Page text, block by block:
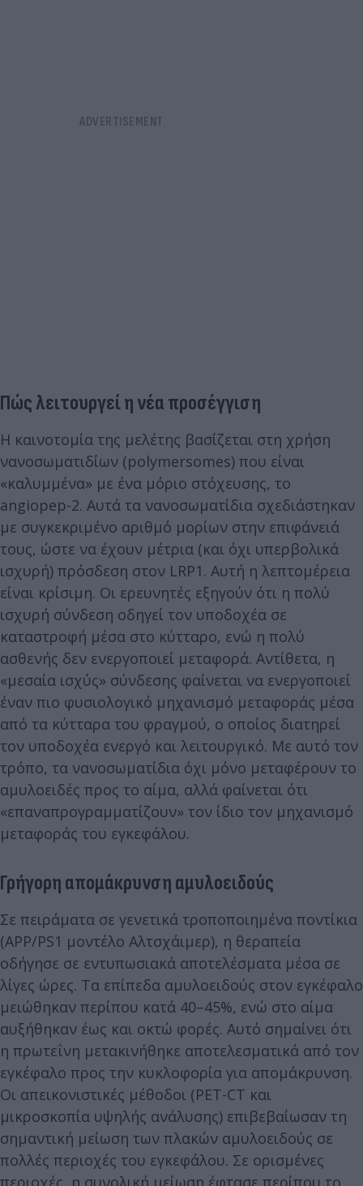
Πώς λειτουργεί η νέα προσέγγιση
Η καινοτομία της μελέτης βασίζεται στη χρήση
νανοσωματιδίων (polymersomes) που είναι
«καλυμμένα» με ένα μόριο στόχευσης, το
angiopep-2. Αυτά τα νανοσωματίδια σχεδιάστηκαν
με συγκεκριμένο αριθμό μορίων στην επιφάνειά
τους, ώστε να έχουν μέτρια (και όχι υπερβολικά
ισχυρή) πρόσδεση στον LRP1. Αυτή η λεπτομέρεια
είναι κρίσιμη. Οι ερευνητές εξηγούν ότι η πολύ
ισχυρή σύνδεση οδηγεί τον υποδοχέα σε
καταστροφή μέσα στο κύτταρο, ενώ η πολύ
ασθενής δεν ενεργοποιεί μεταφορά. Αντίθετα, η
«μεσαία ισχύς» σύνδεσης φαίνεται να ενεργοποιεί
έναν πιο φυσιολογικό μηχανισμό μεταφοράς μέσα
από τα κύτταρα του φραγμού, ο οποίος διατηρεί
τον υποδοχέα ενεργό και λειτουργικό. Με αυτό τον
τρόπο, τα νανοσωματίδια όχι μόνο μεταφέρουν το
αμυλοειδές προς το αίμα, αλλά φαίνεται ότι
«επαναπρογραμματίζουν» τον ίδιο τον μηχανισμό
μεταφοράς του εγκεφάλου.
Γρήγορη απομάκρυνση αμυλοειδούς
Σε πειράματα σε γενετικά τροποποιημένα ποντίκια
(APP/PS1 μοντέλο Αλτσχάιμερ), η θεραπεία
οδήγησε σε εντυπωσιακά αποτελέσματα μέσα σε
λίγες ώρες. Τα επίπεδα αμυλοειδούς στον εγκέφαλο
μειώθηκαν περίπου κατά 40–45%, ενώ στο αίμα
αυξήθηκαν έως και οκτώ φορές. Αυτό σημαίνει ότι
η πρωτεΐνη μετακινήθηκε αποτελεσματικά από τον
εγκέφαλο προς την κυκλοφορία για απομάκρυνση.
Οι απεικονιστικές μέθοδοι (PET-CT και
μικροσκοπία υψηλής ανάλυσης) επιβεβαίωσαν τη
σημαντική μείωση των πλακών αμυλοειδούς σε
πολλές περιοχές του εγκεφάλου. Σε ορισμένες
περιοχές, η συνολική μείωση έφτασε περίπου το